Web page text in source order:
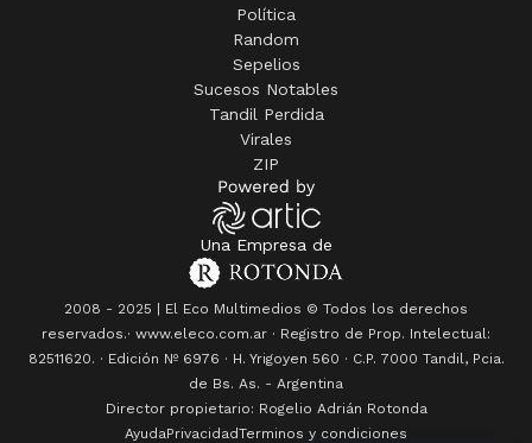
Política
Random
Sepelios
Sucesos Notables
Tandil Perdida
Virales
ZIP
Una Empresa de
2008 - 2025 | El Eco Multimedios © Todos los derechos
reservados.· www.eleco.com.ar · Registro de Prop. Intelectual:
82511620. · Edición Nº 6976 · H. Yrigoyen 560 · C.P. 7000 Tandil, Pcia.
de Bs. As. - Argentina
Director propietario: Rogelio Adrián Rotonda
AyudaPrivacidadTerminos y condiciones